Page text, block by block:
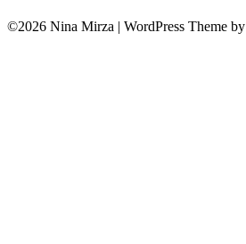
©2026 Nina Mirza | WordPress Theme by